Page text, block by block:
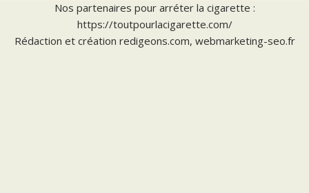
Nos partenaires pour arréter la cigarette :
https://toutpourlacigarette.com/
Rédaction et création redigeons.com, webmarketing-seo.fr